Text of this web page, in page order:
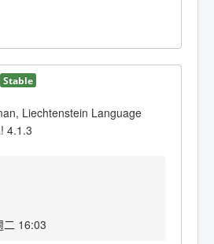
Stable
Liechtenstein Language
4.1.3
16:03